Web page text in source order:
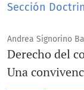
Sección
Andrea Signorino
Derecho del
Una